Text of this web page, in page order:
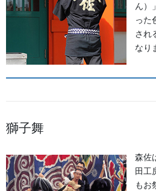
お問い合わせ
カテゴリー 足袋,腹掛・股引、手拭
前の記事
次の記事
裃かみしも
2023/06/14
ん）
った
され
なり
獅子舞
森佐
田工
もお